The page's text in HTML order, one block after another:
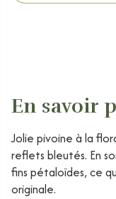
En savoir
Jolie pivoine à la
reflets bleutés. En
fins pétaloïdes, ce
originale.